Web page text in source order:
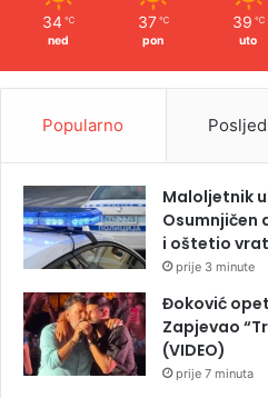
34 ℃
ned
37 ℃
pon
39 ℃
uto
Popularno
Maloljetnik
Osumnjičen
i oštetio
prije 3 minute
Đoković
Zapjevao
(VIDEO)
prije 7 minuta